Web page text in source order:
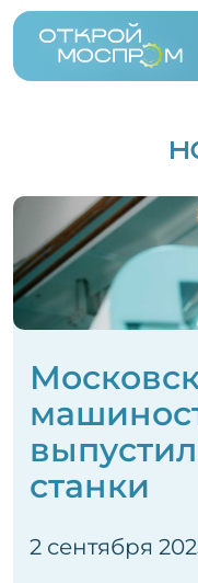
станки
2 сентября